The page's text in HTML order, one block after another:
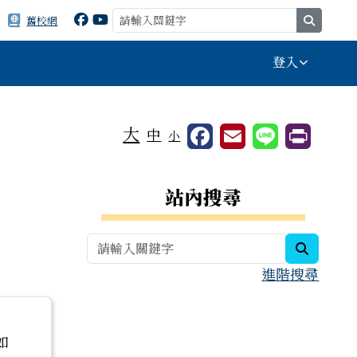
舊校網
登入
⏸
大 中 小
右邊區域內容
站內搜尋
進階搜尋